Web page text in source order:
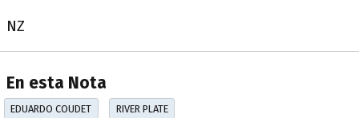
NZ
En esta Nota
EDUARDO COUDET RIVER PLATE